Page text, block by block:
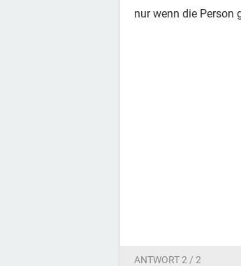
nur wenn die Person
ANTWORT 2 / 2